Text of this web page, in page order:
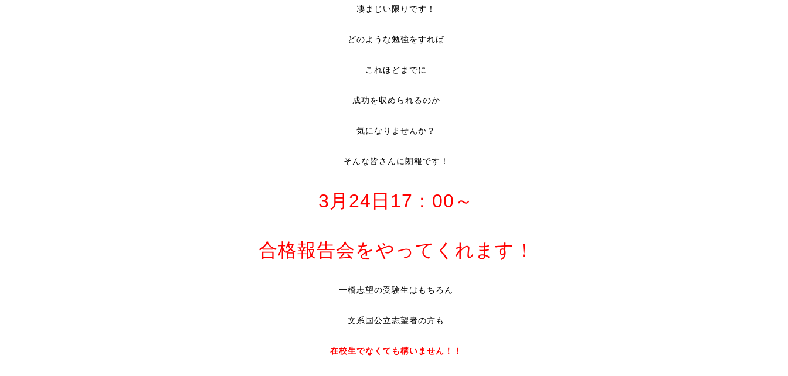
凄まじい限りです！
どのような勉強をすれば
これほどまでに
成功を収められるのか
気になりませんか？
そんな皆さんに朗報です！
3月24日17：00～
合格報告会をやってくれます！
一橋志望の受験生はもちろん
文系国公立志望者の方も
在校生でなくても構いません！！